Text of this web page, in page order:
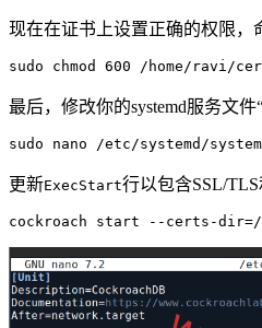
现在在证书上设置正确的权限，
sudo chmod 600 /home/
最后，修改你的systemd服务文件
sudo nano /etc/systemd/
更新ExecStart行以包含SSL/TLS
cockroach start --certs-dir=/